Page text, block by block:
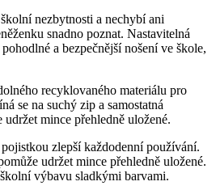
nezbytnosti a nechybí ani
snadno poznat. Nastavitelná
a bezpečnější nošení ve škole,
recyklovaného materiálu pro
se na suchý zip a samostatná
mince přehledně uložené.
zlepší každodenní používání.
udržet mince přehledně uložené.
výbavu sladkými barvami.